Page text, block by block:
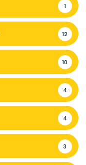
1
12
10
4
4
3